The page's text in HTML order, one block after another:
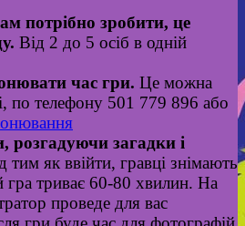
потрібно зробити, це
Від 2 до 5 осіб в одній
час гри. Це можна
по телефону 501 779 896 або
розгадуючи загадки і
тим як ввійти, гравці знімають
гра триває 60-80 хвилин. На
проведе для вас